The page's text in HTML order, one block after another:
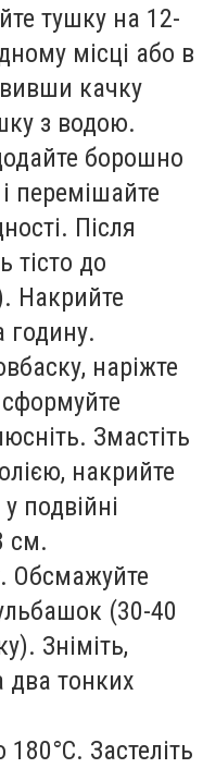
тушку на 12-
місці або в
качку
з водою.
борошно
перемішайте
Після
тісто до
Накрийте
годину.
наріжте
Змастіть
накрийте
подвійні
см.
Обсмажуйте
(30-40
Зніміть,
два тонких
180°C. Застеліть